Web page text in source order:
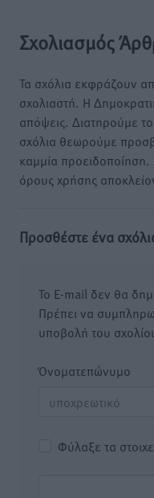
Σχολιασμός
Τα σχόλια εκφράζουν
σχολιαστή. Η
απόψεις. Διατηρούμε
σχόλια θεωρούμε
καμμία
όρους χρήσης
Προσθέστε ένα
Το E-mail δεν θα
Πρέπει να
υποβολή του
Όνοματεπώνυμο
Φύλαξε τα